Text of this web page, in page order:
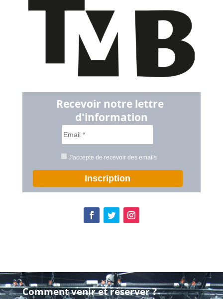
Recevoir notre lettre
d'information
J'accepte de recevoir des emails
Inscription
Comment venir et réserver ?